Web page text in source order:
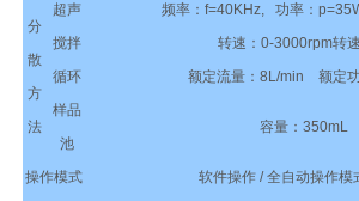
分
散
方
法
超声
频率：f=40KHz, 功率：
搅拌
转速：0-3000rpm转
循环
额定流量：8L/min 额定
样品
池
容量：350mL
操作模式
软件操作 / 全自动操作模